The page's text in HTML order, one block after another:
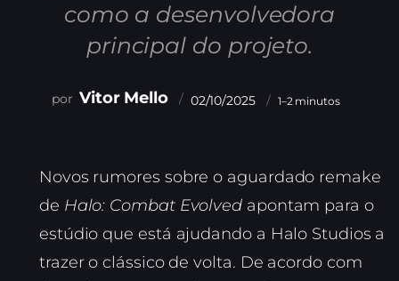
como a desenvolvedora
principal do projeto.
Vitor Mello 02/10/2025 1–2 minutos
Novos rumores sobre o aguardado remake
de Halo: Combat Evolved apontam para o
estúdio que está ajudando a Halo Studios a
trazer o clássico de volta. De acordo com